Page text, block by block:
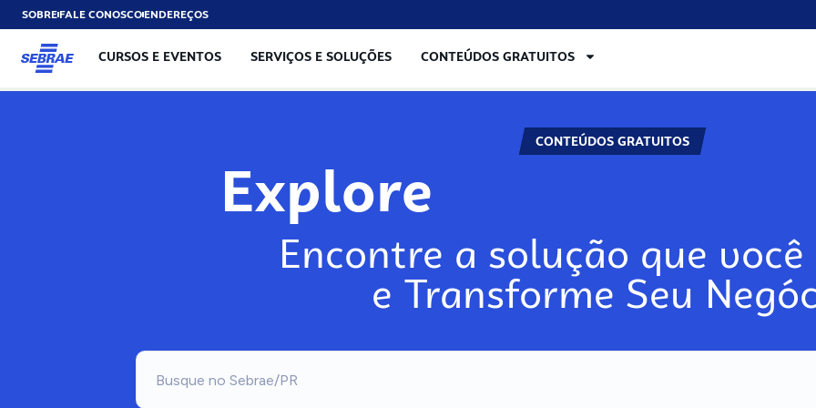
SOBREFALE CONOSCOENDEREÇOS
CURSOS E EVENTOS SERVIÇOS E SOLUÇÕES CONTEÚDOS GRATUITOS
CONTEÚDOS GRATUITOS
Explore
Encontre a solução que você
e Transforme Seu